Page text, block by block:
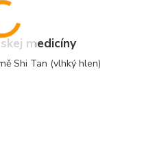
medicíny
Shi Tan (vlhký hlen)